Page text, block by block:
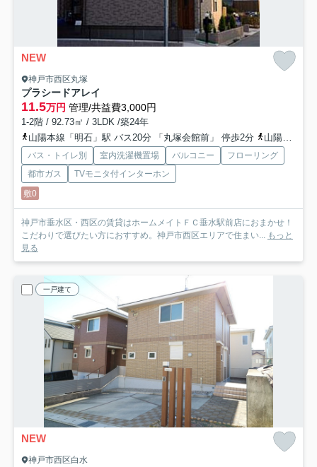
NEW
神戸市西区丸塚
プラシードアレイ
11.5万円 管理/共益費3,000円
1-2階 / 92.73㎡ / 3LDK /築24年
山陽本線「明石」駅 バス20分 「丸塚会館前」 停歩2分
山陽電鉄本線「山陽明石」駅 バス20分 「丸塚会館前」 停歩2分
バス・トイレ別 室内洗濯機置場 バルコニー
フローリング
都市ガス
TVモニタ付インターホン
敷0
神戸市垂水区・西区の賃貸はホームメイトＦＣ垂水駅前店におまかせ！
こだわりで選びたい方におすすめ。神戸市西区エリアで住まい... もっと
見る
一戸建て
NEW
神戸市西区白水